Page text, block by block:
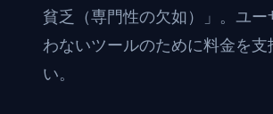
貧乏（専門性の欠如）」。ユー
わないツールのために料金を支
い。